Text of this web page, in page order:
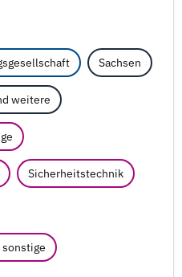
Sachsen
weitere
Sicherheitstechnik